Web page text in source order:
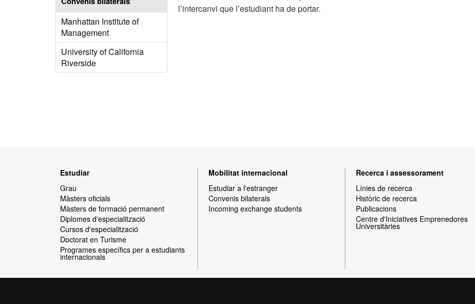
Manhattan Institute of
Management
University of California
Riverside
l’intercanvi que l’estudiant ha de portar.
Estudiar
Grau
Màsters oficials
Màsters de formació permanent
Diplomes d'especialització
Cursos d'especialització
Doctorat en Turisme
Programes específics per a estudiants
internacionals
Mobilitat internacional
Estudiar a l'estranger
Convenis bilaterals
Incoming exchange students
Recerca i assessorament
Línies de recerca
Històric de recerca
Publicacions
Centre d'Iniciatives Emprenedores
Universitàries